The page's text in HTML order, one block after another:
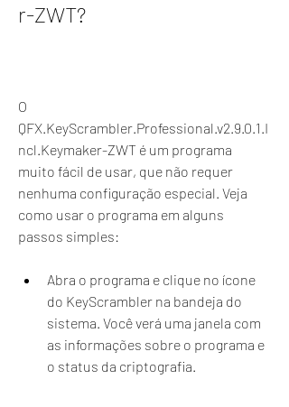
r-ZWT?
O
QFX.KeyScrambler.Professional.v2.9.0.1.I
ncl.Keymaker-ZWT é um programa
muito fácil de usar, que não requer
nenhuma configuração especial. Veja
como usar o programa em alguns
passos simples:
Abra o programa e clique no ícone
do KeyScrambler na bandeja do
sistema. Você verá uma janela com
as informações sobre o programa e
o status da criptografia.